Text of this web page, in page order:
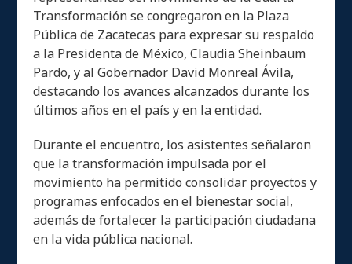
Transformación se congregaron en la Plaza
Pública de Zacatecas para expresar su respaldo
a la Presidenta de México, Claudia Sheinbaum
Pardo, y al Gobernador David Monreal Ávila,
destacando los avances alcanzados durante los
últimos años en el país y en la entidad.
Durante el encuentro, los asistentes señalaron
que la transformación impulsada por el
movimiento ha permitido consolidar proyectos y
programas enfocados en el bienestar social,
además de fortalecer la participación ciudadana
en la vida pública nacional.